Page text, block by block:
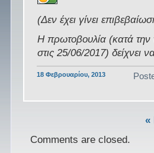
(Δεν έχει γίνει
Η πρωτοβουλία (κατά την
στις 25/06/2017) δείχνει
18 Φεβρουαρίου, 2013
«
Comments are closed.